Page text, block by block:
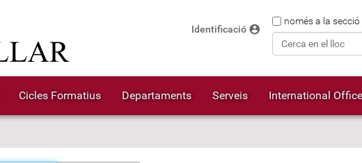
Cercanomés a la secció
Identificació account_circle
Cicles Formatius Departaments Serveis International Office